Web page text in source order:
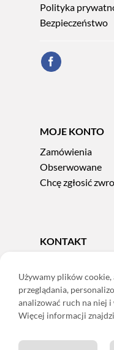
Polityka
Bezpieczeństwo
MOJE KONTO
Zamówienia
Obserwowane
Chcę zgłosić
KONTAKT
e-mail:
poniedziałek -
Adoris Dorota
58-502 Jelenia
Używamy plików cookie,
przeglądania,
analizować ruch na niej
Więcej informacji